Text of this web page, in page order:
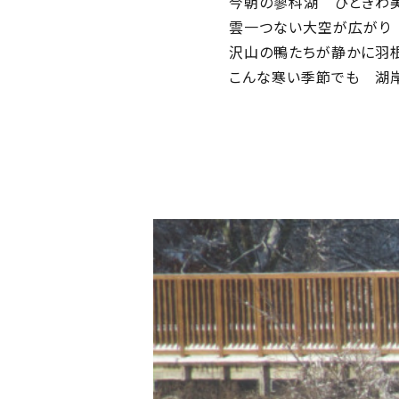
雲一つない大空が広がり 湖
沢山の鴨たちが静かに羽根を
こんな寒い季節でも 湖岸では